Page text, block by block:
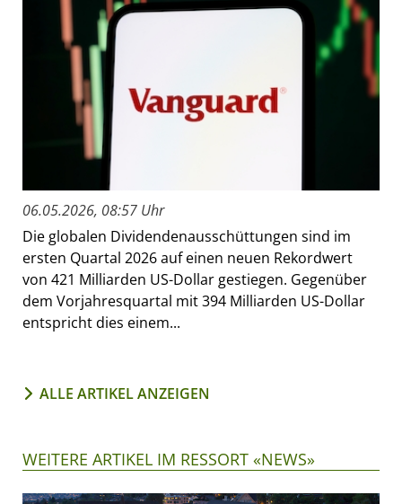
06.05.2026, 08:57 Uhr
Die globalen Dividendenausschüttungen sind im
ersten Quartal 2026 auf einen neuen Rekordwert
von 421 Milliarden US-Dollar gestiegen. Gegenüber
dem Vorjahresquartal mit 394 Milliarden US-Dollar
entspricht dies einem...
ALLE ARTIKEL ANZEIGEN
WEITERE ARTIKEL IM RESSORT «NEWS»